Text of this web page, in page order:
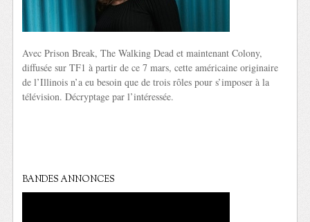
Avec Prison Break, The Walking Dead et maintenant Colony,
diffusée sur TF1 à partir de ce 7 mars, cette américaine originaire
de l’Illinois n’a eu besoin que de trois rôles pour s’imposer à la
télévision. Décryptage par l’intéressée.
BANDES ANNONCES